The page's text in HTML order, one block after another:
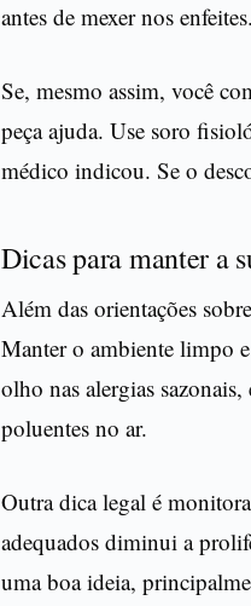
antes de mexer nos enfeites.
Se, mesmo assim, você
peça ajuda. Use soro
médico indicou. Se o
Dicas para manter a
Além das orientações
Manter o ambiente limpo
olho nas alergias
poluentes no ar.
Outra dica legal é
adequados diminui a
uma boa ideia,